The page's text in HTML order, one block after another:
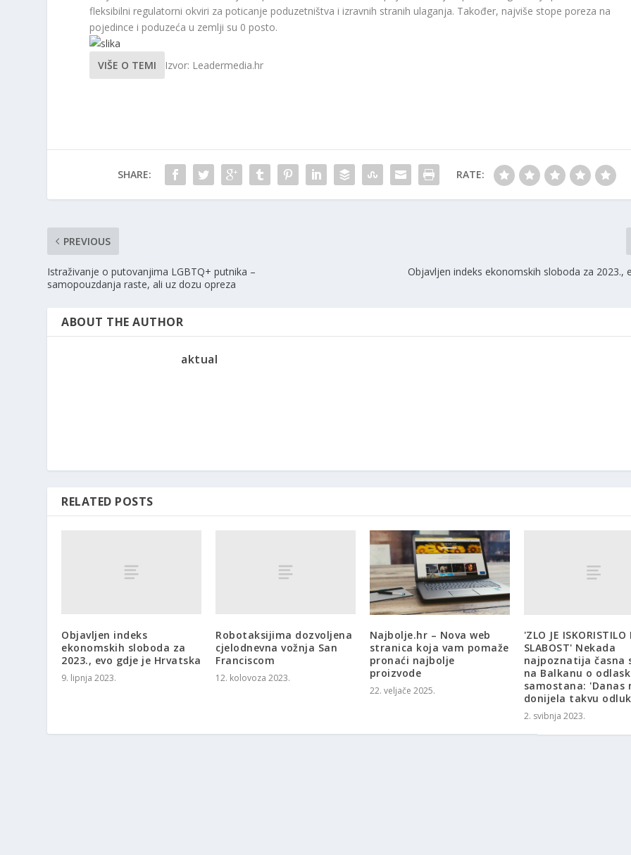
fleksibilni regulatorni okviri za poticanje poduzetništva i izravnih stranih ulaganja. Također, najviše stope poreza na
pojedince i poduzeća u zemlji su 0 posto.
VIŠE O TEMI Izvor: Leadermedia.hr
SHARE: RATE:
PREVIOUS
Istraživanje o putovanjima LGBTQ+ putnika –
samopouzdanja raste, ali uz dozu opreza
Objavljen indeks ekonomskih sloboda za 2023.,
ABOUT THE AUTHOR
aktual
RELATED POSTS
Objavljen indeks
ekonomskih sloboda za
2023., evo gdje je Hrvatska
9. lipnja 2023.
Robotaksijima dozvoljena
cjelodnevna vožnja San
Franciscom
12. kolovoza 2023.
Najbolje.hr – Nova web
stranica koja vam pomaže
pronaći najbolje
proizvode
22. veljače 2025.
'ZLO JE ISKORISTILO
SLABOST' Nekada
najpoznatija časna
na Balkanu o
samostana: 'Danas
donijela takvu
2. svibnja 2023.